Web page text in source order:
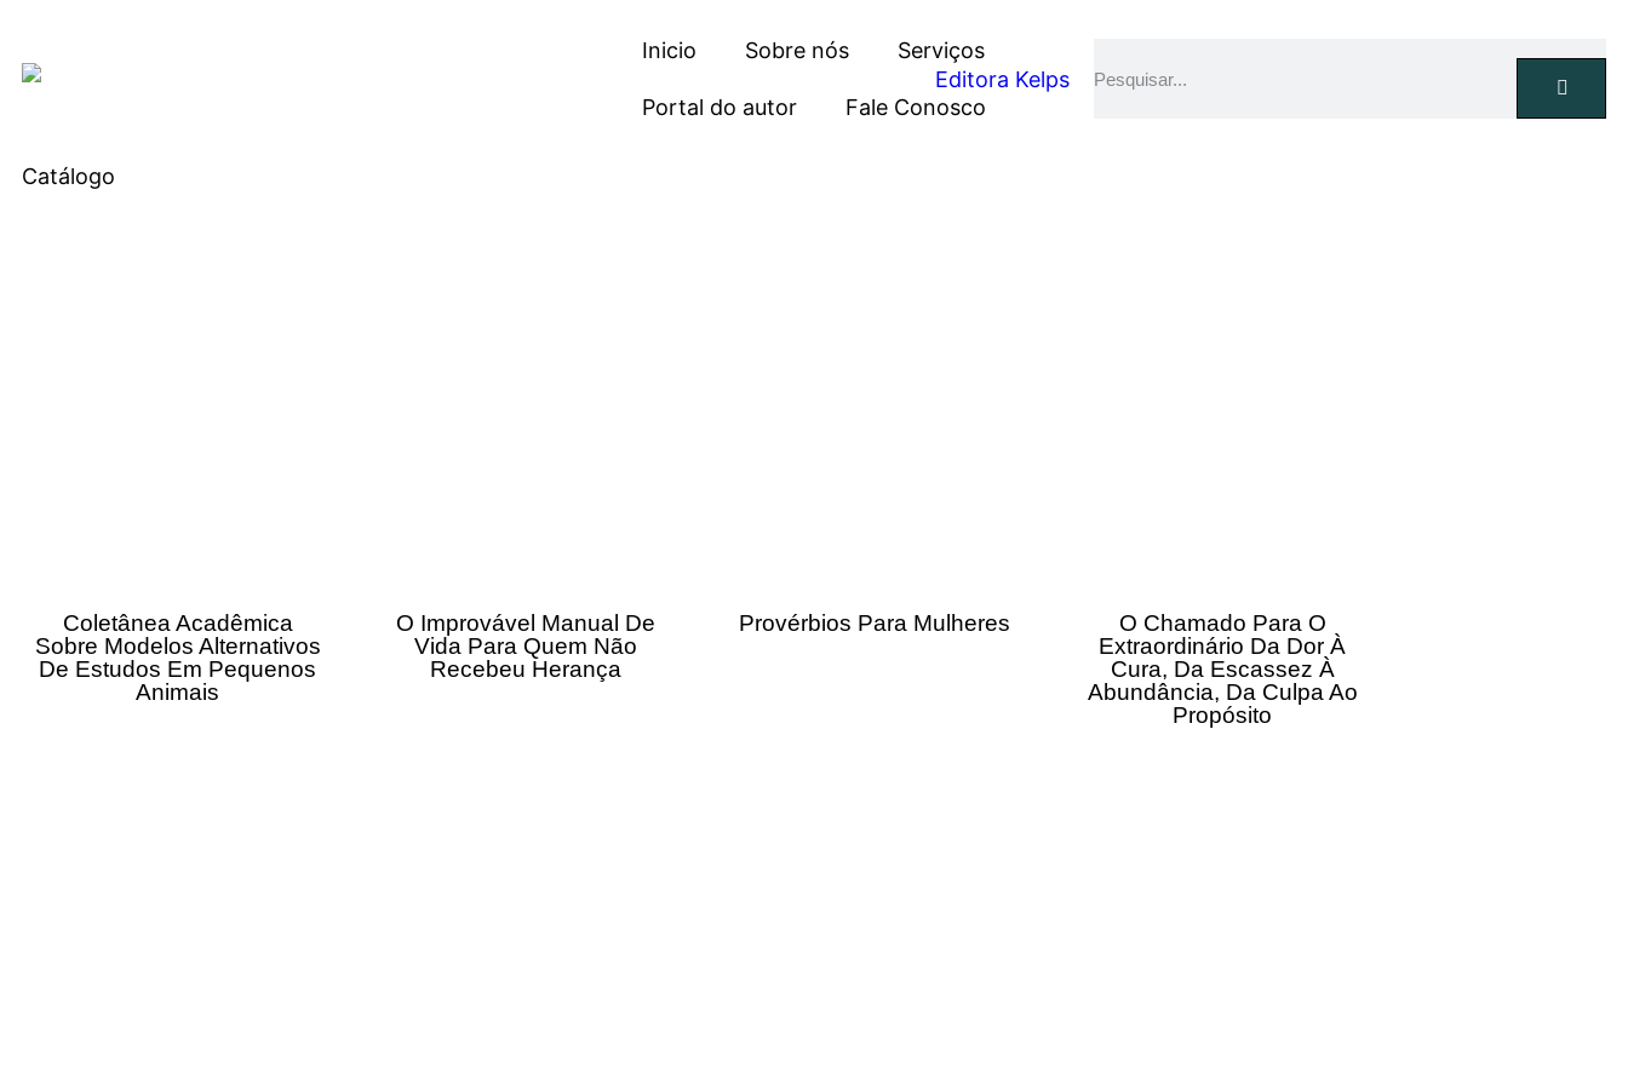
Inicio Sobre nós Serviços
Portal do autor Fale Conosco
Catálogo
Coletânea Acadêmica
Sobre Modelos Alternativos
De Estudos Em Pequenos
Animais
O Improvável Manual De
Vida Para Quem Não
Recebeu Herança
Provérbios Para Mulheres
O Chamado Para O
Extraordinário Da Dor À
Cura, Da Escassez À
Abundância, Da Culpa Ao
Propósito